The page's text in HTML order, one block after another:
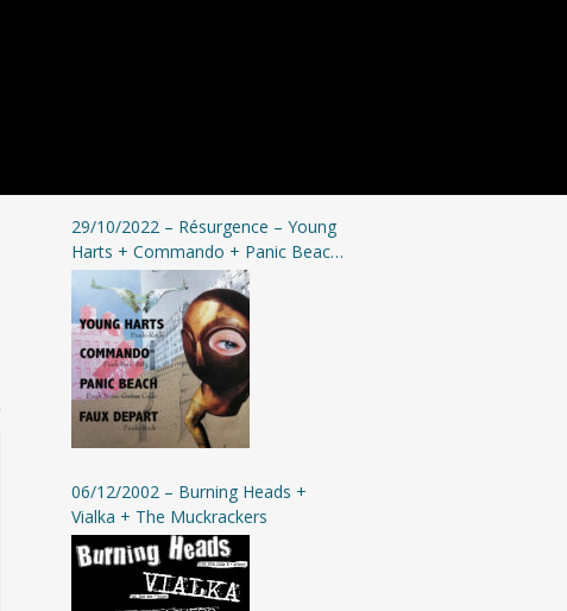
29/10/2022 – Résurgence – Young
Harts + Commando + Panic Beach
+ Faux Départ @ Moingt
06/12/2002 – Burning Heads +
Vialka + The Muckrackers